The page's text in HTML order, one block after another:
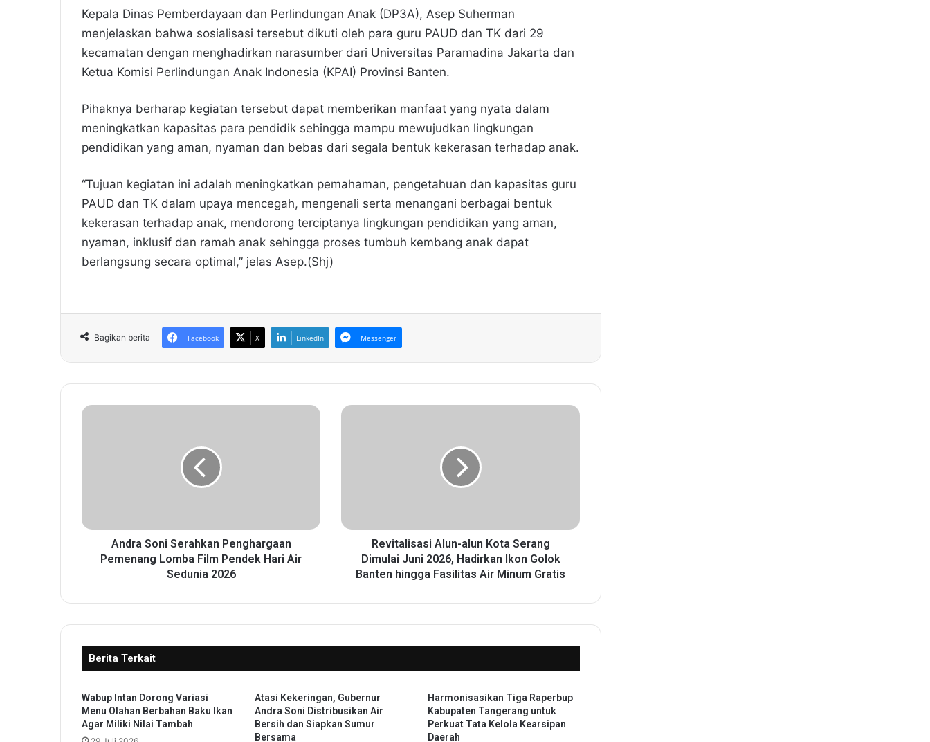
Kepala Dinas Pemberdayaan dan Perlindungan Anak (DP3A), Asep Suherman
menjelaskan bahwa sosialisasi tersebut dikuti oleh para guru PAUD dan TK dari 29
kecamatan dengan menghadirkan narasumber dari Universitas Paramadina Jakarta dan
Ketua Komisi Perlindungan Anak Indonesia (KPAI) Provinsi Banten.
Pihaknya berharap kegiatan tersebut dapat memberikan manfaat yang nyata dalam
meningkatkan kapasitas para pendidik sehingga mampu mewujudkan lingkungan
pendidikan yang aman, nyaman dan bebas dari segala bentuk kekerasan terhadap anak.
“Tujuan kegiatan ini adalah meningkatkan pemahaman, pengetahuan dan kapasitas guru
PAUD dan TK dalam upaya mencegah, mengenali serta menangani berbagai bentuk
kekerasan terhadap anak, mendorong terciptanya lingkungan pendidikan yang aman,
nyaman, inklusif dan ramah anak sehingga proses tumbuh kembang anak dapat
berlangsung secara optimal,” jelas Asep.(Shj)
Bagikan berita Facebook X LinkedIn Messenger
A
i
h
n
e
g
h
Andra Soni Serahkan Penghargaan
Pemenang Lomba Film Pendek Hari Air
Sedunia 2026
R
s
l
-
l
n
K
Revitalisasi Alun-alun Kota Serang
Dimulai Juni 2026, Hadirkan Ikon Golok
Banten hingga Fasilitas Air Minum Gratis
Berita Terkait
Wabup Intan Dorong Variasi
Menu Olahan Berbahan Baku Ikan
Agar Miliki Nilai Tambah
Atasi Kekeringan, Gubernur
Andra Soni Distribusikan Air
Bersih dan Siapkan Sumur
Bersama
Harmonisasikan Tiga Raperbup
Kabupaten Tangerang untuk
Perkuat Tata Kelola Kearsipan
Daerah